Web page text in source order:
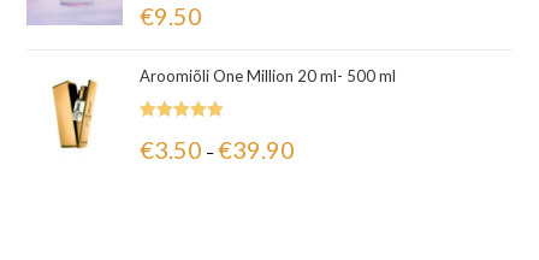
5.00 / 5
€9.50
Aroomiõli One Million 20 ml- 500 ml
5.00/ 5
€3.50 – €39.90